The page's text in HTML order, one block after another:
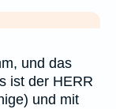
und das
ist der HERR
und mit